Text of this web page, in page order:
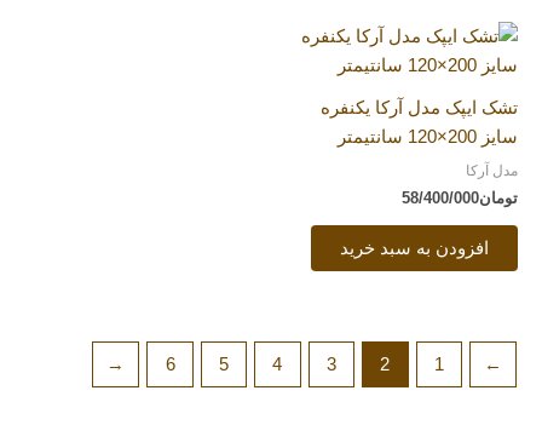
تشک ایپک مدل آرکا یکنفره
سایز 200×120 سانتیمتر
مدل آرکا
تومان58/400/000
افزودن به سبد خرید
→
1
2
3
4
5
6
←